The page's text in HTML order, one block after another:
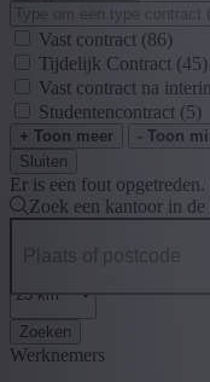
Vast contract (86)
Tijdelijk Contract (45)
Vast contract na
Studentencontract (5)
+ Toon meer
- Toon
Sluiten
Er is een fout
Zoek een kantoor in de
Zoeken
Werknemers